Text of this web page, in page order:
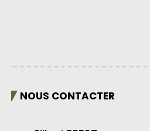
NOUS CONTACTER